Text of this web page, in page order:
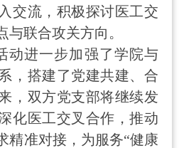
交流，积极探讨医工交
与联合攻关方向。
动进一步加强了学院与
，搭建了党建共建、合
，双方党支部将继续发
化医工交叉合作，推动
精准对接，为服务“健康